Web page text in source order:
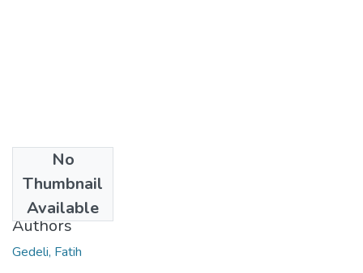
No
Thumbnail
Available
2006
Authors
Gedeli, Fatih